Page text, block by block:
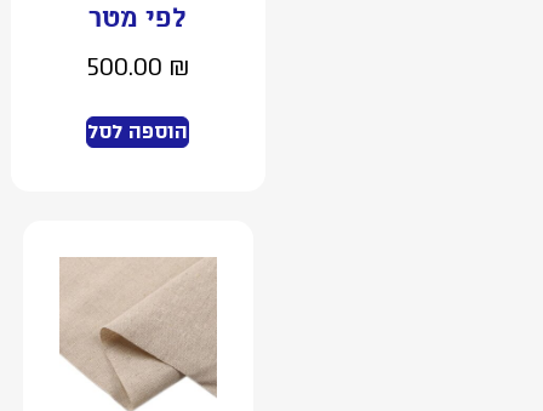
לפי מטר
500.00₪
הוספה לסל